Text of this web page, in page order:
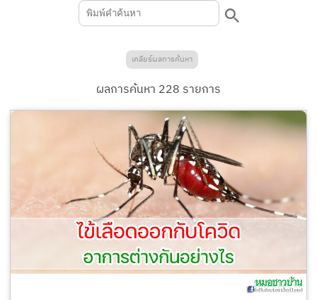
เคลียร์ผลการค้นหา
ผลการค้นหา 228 รายการ